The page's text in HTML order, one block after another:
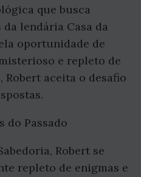
que busca
lendária Casa da
oportunidade de
e repleto de
aceita o desafio
do Passado
Robert se
repleto de enigmas e